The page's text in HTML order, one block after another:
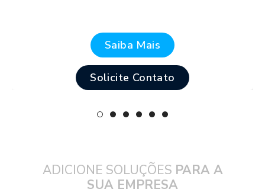
Saiba Mais
Solicite Contato
ADICIONE SOLUÇÕES PARA A
SUA EMPRESA